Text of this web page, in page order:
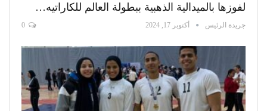
لفوزها بالميدالية الذهبية ببطولة العالم للكاراتيه…
جريدة الرئيس أكتوبر 17, 2024